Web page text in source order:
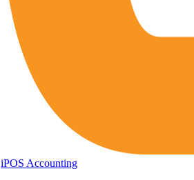
iPOS Accounting